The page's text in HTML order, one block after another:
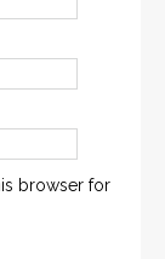
browser for